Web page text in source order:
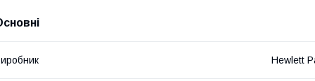
Hewlett